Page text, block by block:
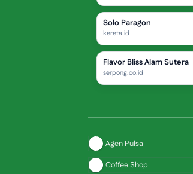
Solo Paragon
kereta.id
Flavor Bliss Alam Sutera
serpong.co.id
Agen Pulsa
Coffee Shop